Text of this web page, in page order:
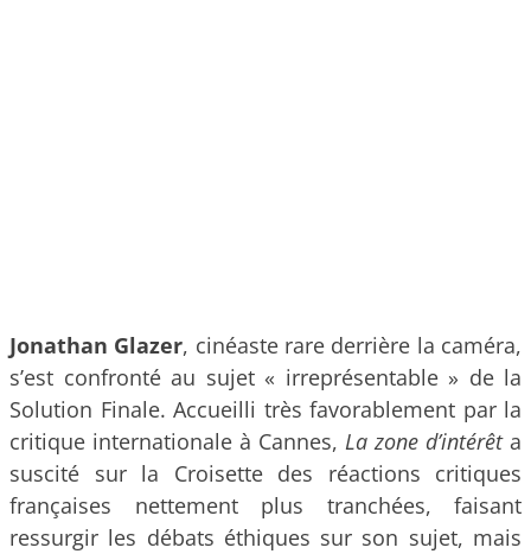
Jonathan Glazer, cinéaste rare derrière la caméra,
s’est confronté au sujet « irreprésentable » de la
Solution Finale. Accueilli très favorablement par la
critique internationale à Cannes, La zone d’intérêta
suscité sur la Croisette des réactions critiques
françaises nettement plus tranchées, faisant
ressurgir les débats éthiques sur son sujet, mais